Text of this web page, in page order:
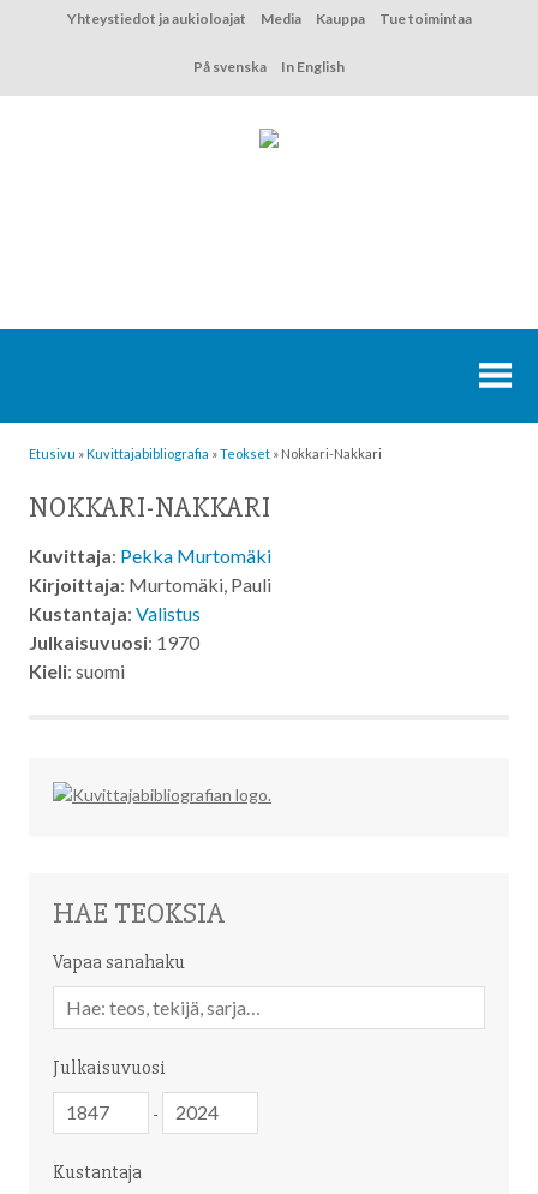
Yhteystiedot ja aukioloajat Media Kauppa Tue toimintaa
På svenska In English
Etusivu »Kuvittaja­bibliografia »Teokset » Nokkari-Nakkari
NOKKARI-NAKKARI
Kuvittaja: Pekka Murtomäki
Kirjoittaja: Murtomäki, Pauli
Kustantaja: Valistus
Julkaisuvuosi: 1970
Kieli: suomi
HAE TEOKSIA
Vapaa sanahaku
sanahaku
Julkaisuvuosi
-
Kustantaja